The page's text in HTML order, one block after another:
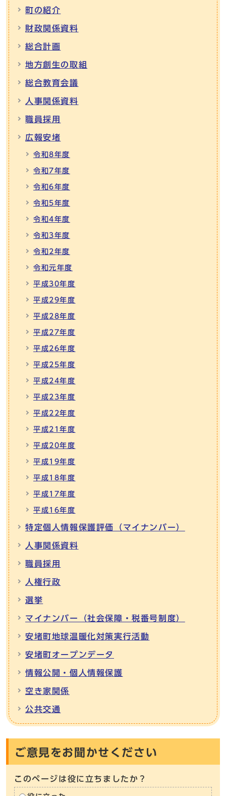
町の紹介
財政関係資料
総合計画
地方創生の取組
総合教育会議
人事関係資料
職員採用
広報安堵
令和8年度
令和7年度
令和6年度
令和5年度
令和4年度
令和3年度
令和2年度
令和元年度
平成30年度
平成29年度
平成28年度
平成27年度
平成26年度
平成25年度
平成24年度
平成23年度
平成22年度
平成21年度
平成20年度
平成19年度
平成18年度
平成17年度
平成16年度
特定個人情報保護評価（マイナンバー）
人事関係資料
職員採用
人権行政
選挙
マイナンバー（社会保障・税番号制度）
安堵町地球温暖化対策実行活動
安堵町オープンデータ
情報公開・個人情報保護
空き家関係
公共交通
ご意見をお聞かせください
このページは役に立ちましたか？